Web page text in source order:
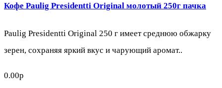
Кофе Paulig Presidentti Original молотый 250г пачка
Paulig Presidentti Original 250 г имеет среднюю обжарку
зерен, сохраняя яркий вкус и чарующий аромат..
0.00р